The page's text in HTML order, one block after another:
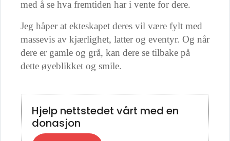
med å se hva fremtiden har i vente for dere.
Jeg håper at ekteskapet deres vil være fylt med
massevis av kjærlighet, latter og eventyr. Og når
dere er gamle og grå, kan dere se tilbake på
dette øyeblikket og smile.
Hjelp nettstedet vårt med en
donasjon